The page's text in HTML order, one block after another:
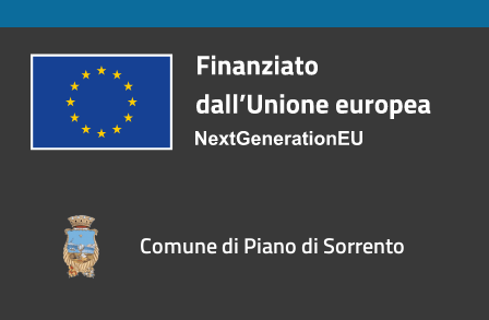
Comune di Piano di Sorrento